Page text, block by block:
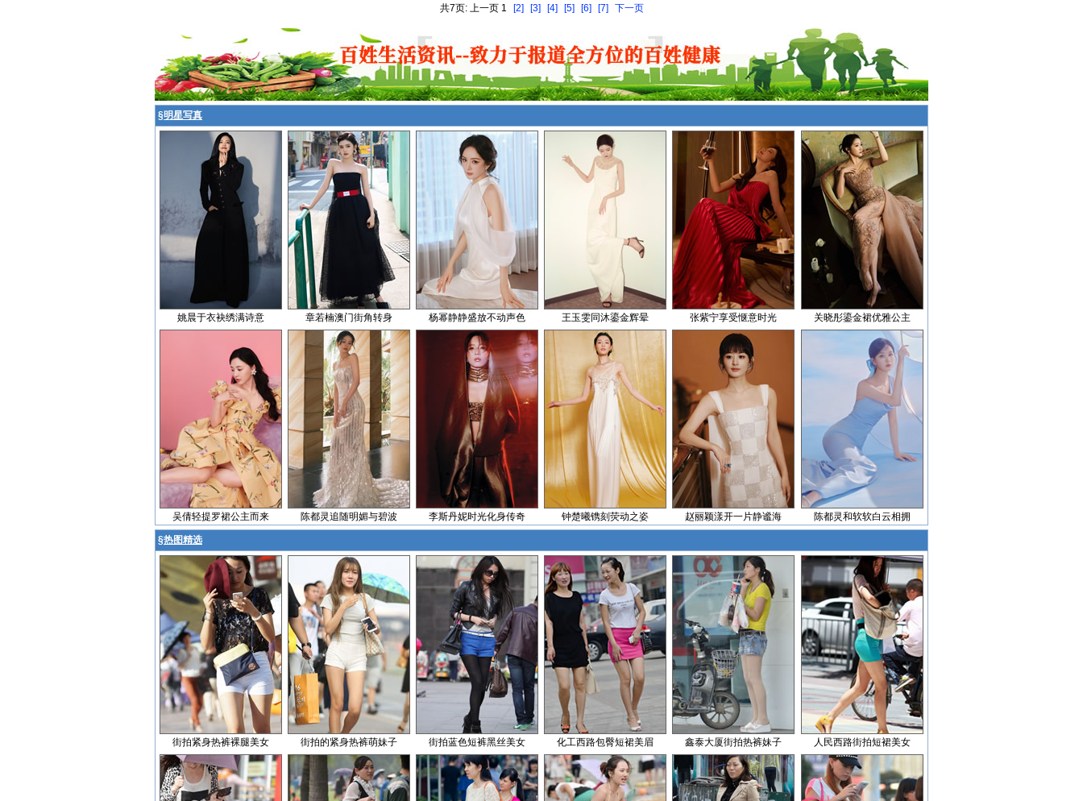
共7页: 上一页 1 [2] [3] [4] [5] [6] [7] 下一页
§明星写真
姚晨于衣袂绣满诗意 章若楠澳门街角转身 杨幂静静盛放不动声色 王玉雯同沐鎏金辉晕 张紫宁享受惬意时光 关晓彤鎏金裙优雅公主
吴倩轻提罗裙公主而来 陈都灵追随明媚与碧波 李斯丹妮时光化身传奇 钟楚曦镌刻荧动之姿 赵丽颖漾开一片静谧海 陈都灵和软软白云相拥
§热图精选
街拍紧身热裤裸腿美女 街拍的紧身热裤萌妹子 街拍蓝色短裤黑丝美女 化工西路包臀短裙美眉 鑫泰大厦街拍热裤妹子 人民西路街拍短裙美女